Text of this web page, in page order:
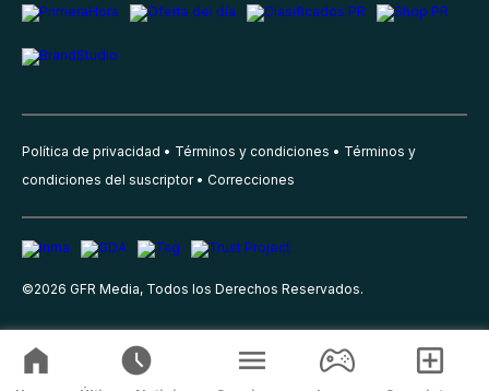
Política de privacidad Términos y condiciones
Términos y
condiciones del suscriptor
Correcciones
©2026 GFR Media, Todos los Derechos Reservados.